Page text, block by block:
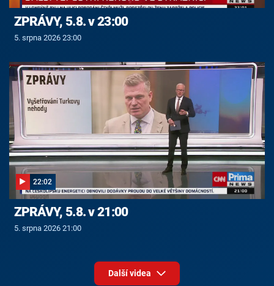
ZPRÁVY, 5.8. v 23:00
5. srpna 2026 23:00
22:02
ZPRÁVY, 5.8. v 21:00
5. srpna 2026 21:00
Další videa